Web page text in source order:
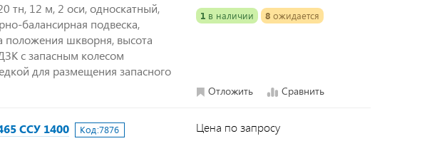
тн, 12 м, 2 оси, односкатный,
балансирная подвеска,
положения шкворня, высота
с запасным колесом
для размещения запасного
1 в наличии 8 ожидается
Отложить Сравнить
ССУ 1400 Код:7876 Цена по запросу